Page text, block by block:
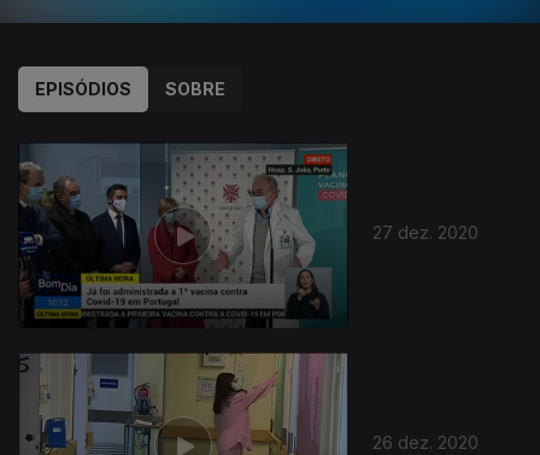
EPISÓDIOS SOBRE
27 dez. 2020
26 dez. 2020